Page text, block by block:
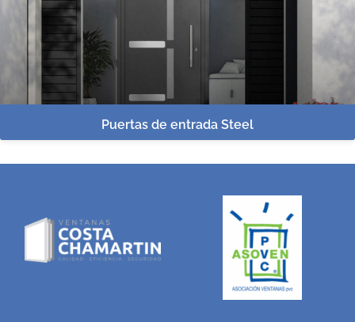
Puertas de entrada Steel